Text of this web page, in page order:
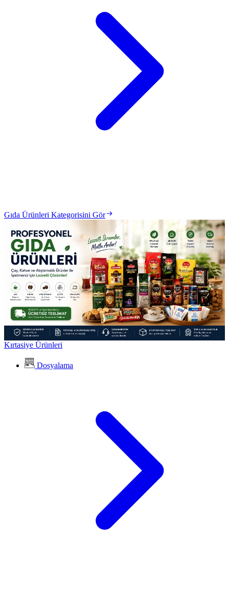
Gıda Ürünleri Kategorisini Gör
Kırtasiye Ürünleri
Dosyalama